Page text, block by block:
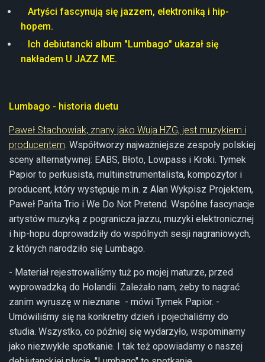
Artyści fascynują się jazzem, elektroniką i hip-
hopem.
Ich debiutancki album "Lumbago" ukazał się
nakładem U JAZZ ME.
Lumbago - historia duetu
Paweł Stachowiak, znany jako Wuja HZG, jest muzykiem i
producentem. Współtworzy najważniejsze zespoły polskiej
sceny alternatywnej: EABS, Błoto, Lowpass i Kroki. Tymek
Papior to perkusista, multiinstrumentalista, kompozytor i
producent, który występuje m.in. z Alan Wykpisz Projektem,
Paweł Pańta Trio i We Do Not Pretend. Wspólne fascynacje
artystów muzyką z pogranicza jazzu, muzyki elektronicznej
i hip-hopu doprowadziły do wspólnych sesji nagraniowych,
z których narodziło się Lumbago.
- Materiał rejestrowaliśmy tuż po mojej maturze, przed
wyprowadzką do Holandii. Zależało nam, żeby to nagrać
zanim wyruszę w nieznane - mówi Tymek Papior. -
Umówiliśmy się na konkretny dzień i pojechaliśmy do
studia. Wszystko, co później się wydarzyło, wspominamy
jako niezwykłe spotkanie. I tak też opowiadamy o naszej